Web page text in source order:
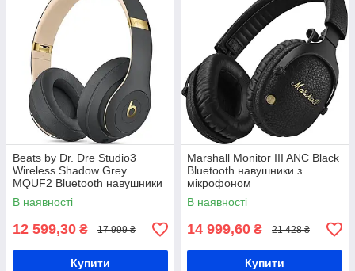
Beats by Dr. Dre Studio3
Wireless Shadow Grey
MQUF2 Bluetooth навушники
з мікрофоном
В наявності
12 599,30 ₴ 17 999 ₴
Купити
Marshall Monitor III ANC Black
Bluetooth навушники з
мікрофоном
В наявності
14 999,60 ₴ 21 428 ₴
Купити